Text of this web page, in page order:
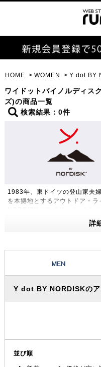
HOME WOMEN Y dot BY
ワイドットバイノルディ
ズ)の商品一覧
検索結果：0件
1983年、東ドイツの登山家夫
を本拠地とするアウトドア・
えうる高い機能性・保温性を
ッショナルたちから信頼を集
詳
Y dot BY NORDISKのア
並び順